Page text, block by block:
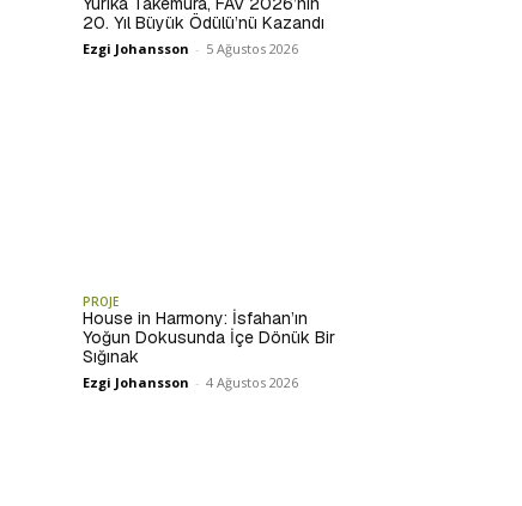
20. Yıl Büyük Ödülü’nü Kazandı
Ezgi Johansson - 5 Ağustos 2026
PROJE
House in Harmony: İsfahan’ın
Yoğun Dokusunda İçe Dönük Bir
Sığınak
Ezgi Johansson - 4 Ağustos 2026